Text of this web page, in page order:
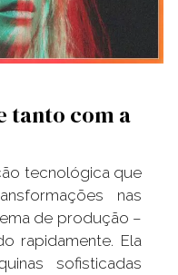
tanto com a
tecnológica que
nas
de produção –
rapidamente. Ela
sofisticadas